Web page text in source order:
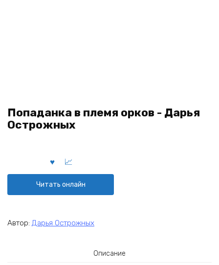
Попаданка в племя орков - Дарья
Острожных
Читать онлайн
Автор: Дарья Острожных
Описание